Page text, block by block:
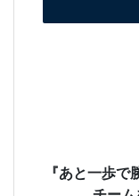
『あと一歩